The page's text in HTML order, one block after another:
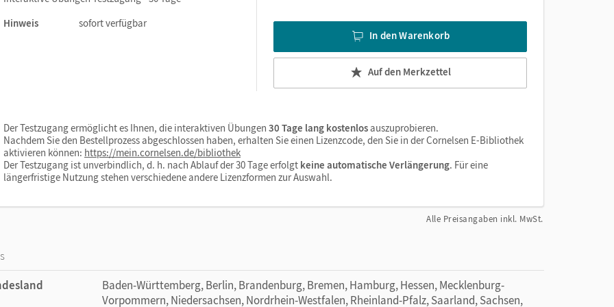
Hinweis
sofort verfügbar
In den Warenkorb
Auf den Merkzettel
Der Testzugang ermöglicht es Ihnen, die interaktiven Übungen 30 Tage lang kostenlosauszuprobieren.
Nachdem Sie den Bestellprozess abgeschlossen haben, erhalten Sie einen Lizenzcode, den Sie in der Cornelsen E-Bibliothek
aktivieren können: https://mein.cornelsen.de/bibliothek
Der Testzugang ist unverbindlich, d. h. nach Ablauf der 30 Tage erfolgt keine automatische Verlängerung. Für eine
längerfristige Nutzung stehen verschiedene andere Lizenzformen zur Auswahl.
Alle Preisangaben inkl. MwSt.
Baden-Württemberg, Berlin, Brandenburg, Bremen, Hamburg, Hessen, Mecklenburg-
Vorpommern, Niedersachsen, Nordrhein-Westfalen, Rheinland-Pfalz, Saarland, Sachsen,